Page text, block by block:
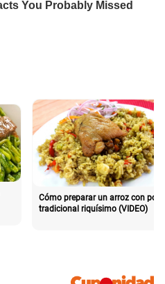
Cómo preparar un arroz con pollo
tradicional riquísimo (VIDEO)